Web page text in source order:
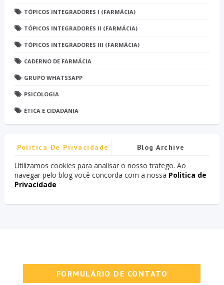
TÓPICOS INTEGRADORES I (FARMÁCIA)
TÓPICOS INTEGRADORES II (FARMÁCIA)
TÓPICOS INTEGRADORES III (FARMÁCIA)
CADERNO DE FARMÁCIA
GRUPO WHATSSAPP
PSICOLOGIA
ÉTICA E CIDADANIA
Politica De Privacidade Blog Archive
Utilizamos cookies para analisar o nosso trafego. Ao
navegar pelo blog você concorda com a nossa Politica de
Privacidade
FORMULÁRIO DE CONTATO